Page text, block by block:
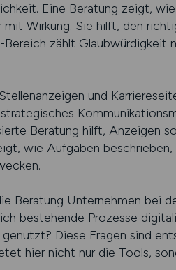
Eine Beratung zeigt,
mit Wirkung. Sie hilft, den
zählt Glaubwürdigkeit
und
Beratung hilft, Anzeigen
wie Aufgaben
Beratung Unternehmen bei
bestehende Prozesse
Diese Fragen sind
hier nicht nur die Tools,